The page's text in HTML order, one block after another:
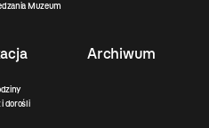
Muzeum
i dorośli
Archiwum